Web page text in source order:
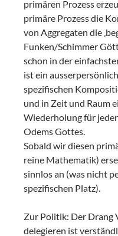
primären Prozess
primäre Prozess die
von Aggregaten die
Funken/Schimmer
schon in der
ist ein
spezifischen
und in Zeit und Raum
Wiederholung für
Odems Gottes.
Sobald wir diesen
reine Mathematik)
sinnlos an (was nicht
spezifischen Platz).
Zur Politik: Der Drang
delegieren ist